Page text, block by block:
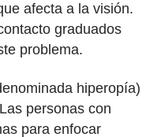
afecta a la visión.
graduados
problema.
hiperopía)
personas con
para enfocar